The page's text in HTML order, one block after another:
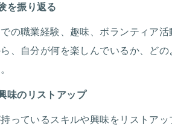
を振り返る
の職業経験、趣味、ボランティア
、自分が何を楽しんでいるか、ど
味のリストアップ
っているスキルや興味をリストア